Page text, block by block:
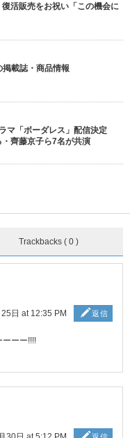
活販売をお祝い「この機会に
載誌・商品情報
マ「ボーダレス」配信決定
齊藤京子ら7名が共演
Trackbacks ( 0 )
日 at 12:35 PM 返信
ーー!!!!
返信